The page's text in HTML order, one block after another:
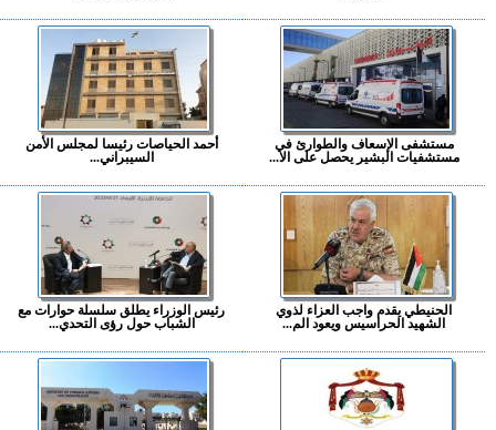
مستشفى الإسعاف والطوارئ في
مستشفيات البشير يحصل على الا...
أحمد الحياصات رئيسا لمجلس الأمن
السيبراني...
الحنيطي يقدم واجب العزاء لذوي
الشهيد الحراسيس ويعود الم...
رئيس الوزراء يطلق سلسلة حوارات مع
الشباب حول رؤى التحدي...